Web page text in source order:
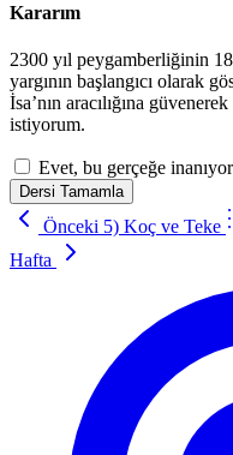
Kararım
2300 yıl peygamberliğinin
yargının başlangıcı olarak
İsa’nın aracılığına
istiyorum.
Evet, bu gerçeğe
Dersi Tamamla
Önceki 5) Koç ve Teke
Hafta